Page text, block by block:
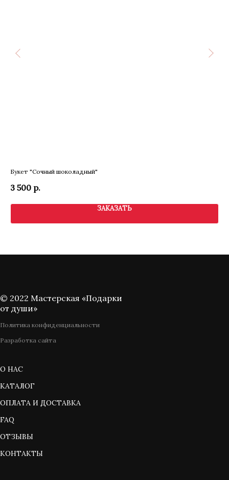
Букет "Сочный шоколадный"
3 500 р.
ЗАКАЗАТЬ
© 2022 Мастерская «Подарки
от души»
Политика конфиденциальности
Разработка сайта
О НАС
КАТАЛОГ
ОПЛАТА И ДОСТАВКА
FAQ
ОТЗЫВЫ
КОНТАКТЫ